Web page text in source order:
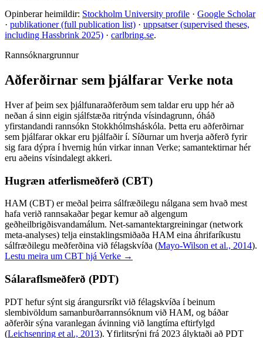
Opinberar heimildir: Stockholm University profile · Google Scholar
· publikationer (full publication list) · uppsatser (supervised theses,
including Hassbrink 2025) · carlbring.se.
Rannsóknargrunnur
Aðferðirnar sem þjálfarar Verke nota
Hver af þeim sex þjálfunaraðferðum sem taldar eru upp hér að
neðan á sinn eigin sjálfstæða ritrýnda vísindagrunn, óháð
yfirstandandi rannsókn Stokkhólmsháskóla. Þetta eru aðferðirnar
sem þjálfarar okkar eru þjálfaðir í. Síðurnar um hverja aðferð fyrir
sig fara dýpra í hvernig hún virkar innan Verke; samantektirnar hér
eru aðeins vísindalegt akkeri.
Hugræn atferlismeðferð (CBT)
HAM (CBT) er meðal þeirra sálfræðilegu nálgana sem hvað mest
hafa verið rannsakaðar þegar kemur að algengum
geðheilbrigðisvandamálum. Net-samantektargreiningar (network
meta-analyses) telja einstaklingsmiðaða HAM eina áhrifaríkustu
sálfræðilegu meðferðina við félagskvíða (Mayo-Wilson et al., 2014).
Lestu meira um CBT hjá Verke →
Sálaraflsmeðferð (PDT)
PDT hefur sýnt sig árangursríkt við félagskvíða í beinum
slembivöldum samanburðarrannsóknum við HAM, og báðar
aðferðir sýna varanlegan ávinning við langtíma eftirfylgd
(Leichsenring et al., 2013). Yfirlitsrýni frá 2023 ályktaði að PDT